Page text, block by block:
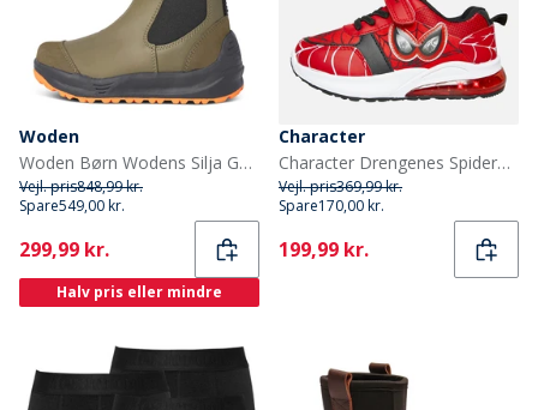
Woden
Woden Børn Wodens Silja Gummistøvler 295 Dark Olive
Vejl. pris848,99 kr.
Spare549,00 kr.
Current
299,99 kr.
Halv pris eller mindre
Character
Character Drengenes Spiderman Øjne Lys Op Træningssko Røde
Vejl. pris369,99 kr.
Spare170,00 kr.
Current
199,99 kr.